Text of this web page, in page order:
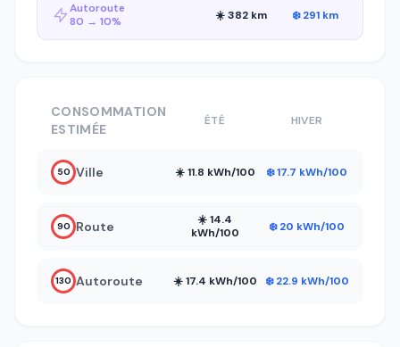
Autoroute
80 → 10%
☀️ 382 km ❄️ 291 km
CONSOMMATION
ESTIMÉE
ÉTÉ HIVER
50 Ville ☀️ 11.8 kWh/100 ❄️ 17.7 kWh/100
90 Route
☀️ 14.4
kWh/100
❄️ 20 kWh/100
130 Autoroute ☀️ 17.4 kWh/100 ❄️ 22.9 kWh/100